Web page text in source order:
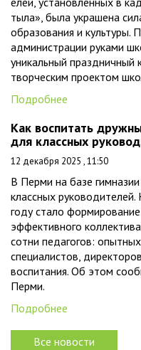
тыла», была украшена
образования и культуры.
администрации руками
уникальный праздничный
творческим проектом
Подробнее
Как воспитать
для классных
12 декабря 2025 , 11:50
В Перми на базе
классных
году стало
эффективного
сотни педагогов:
специалистов,
воспитания. Об этом
Перми.
Подробнее
Все новости